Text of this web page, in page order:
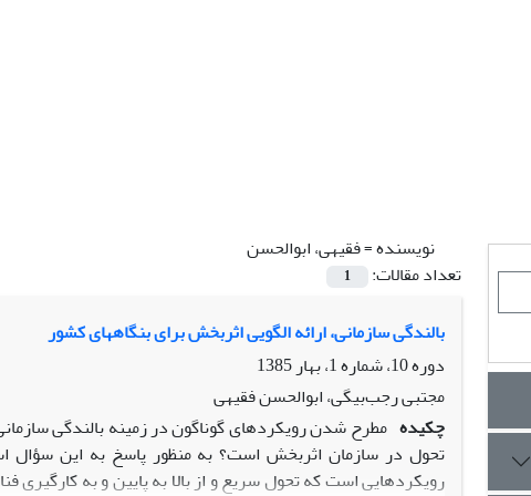
نویسنده =فقیهی، ابوالحسن
تعداد مقالات:
1
بالندگی سازمانی، ارائه الگویی اثربخش برای بنگاههای کشور
دوره 10، شماره 1، بهار 1385
مجتبی رجب‌بیگی، ابوالحسن فقیهی
چکیده مطرح شدن رویکردهای گوناگون در زمینه بالندگی
تحول در سازمان اثربخش است؟ به منظور پاسخ به این سؤال
رویکردهایی است که تحول سریع و از بالا به پایین و به کارگیری